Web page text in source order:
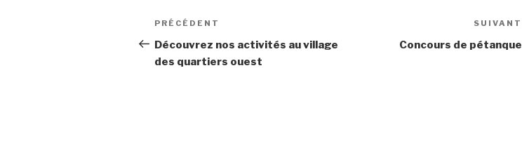
Navigation
de
l’article
Article
précédent
PRÉCÉDENT
Découvrez nos activités au village
des quartiers ouest
SUIVANT
Concours de pétanque